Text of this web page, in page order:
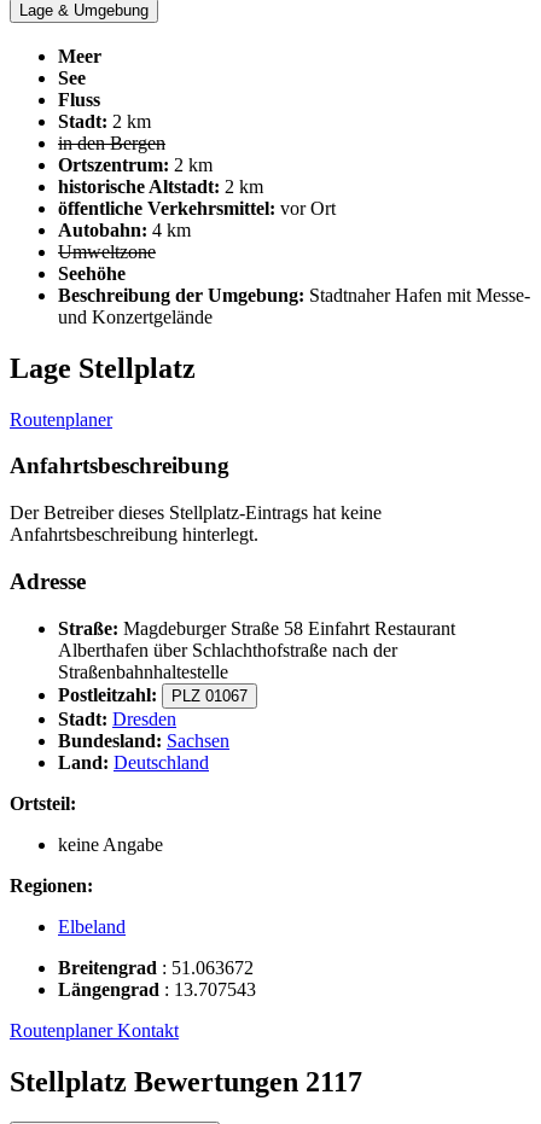
Lage & Umgebung
Meer
See
Fluss
Stadt: 2 km
in den Bergen
Ortszentrum: 2 km
historische Altstadt: 2 km
öffentliche Verkehrsmittel: vor Ort
Autobahn: 4 km
Umweltzone
Seehöhe
Beschreibung der Umgebung: Stadtnaher Hafen mit Messe-
und Konzertgelände
Lage Stellplatz
Routenplaner
Anfahrtsbeschreibung
Der Betreiber dieses Stellplatz-Eintrags hat keine
Anfahrtsbeschreibung hinterlegt.
Adresse
Straße: Magdeburger Straße 58 Einfahrt Restaurant
Alberthafen über Schlachthofstraße nach der
Straßenbahnhaltestelle
Postleitzahl:
PLZ 01067
Stadt: Dresden
Bundesland: Sachsen
Land: Deutschland
Ortsteil:
keine Angabe
Regionen:
Elbeland
Breitengrad : 51.063672
Längengrad : 13.707543
RoutenplanerKontakt
Stellplatz Bewertungen 2117